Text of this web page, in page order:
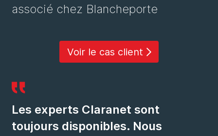
associé chez Blancheporte
Voir le cas client
Les experts Claranet sont
toujours disponibles. Nous